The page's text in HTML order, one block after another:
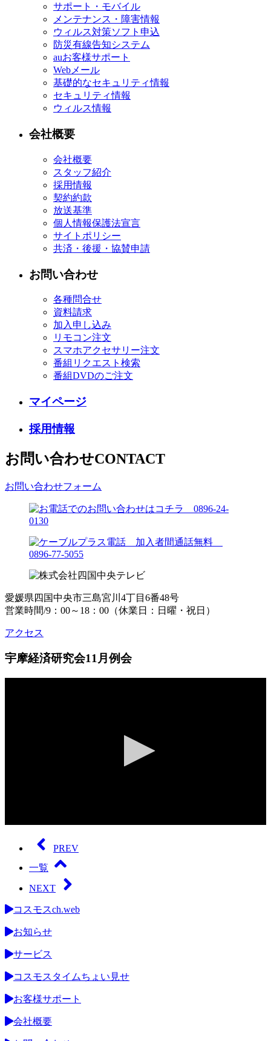
サポート・モバイル
メンテナンス・障害情報
ウィルス対策ソフト申込
防災有線告知システム
auお客様サポート
Webメール
基礎的なセキュリティ情報
セキュリティ情報
ウィルス情報
会社概要
会社概要
スタッフ紹介
採用情報
契約約款
放送基準
個人情報保護法宣言
サイトポリシー
共済・後援・協賛申請
お問い合わせ
各種問合せ
資料請求
加入申し込み
リモコン注文
スマホアクセサリー注文
番組リクエスト検索
番組DVDのご注文
マイページ
採用情報
お問い合わせCONTACT
お問い合わせフォーム
愛媛県四国中央市三島宮川4丁目6番48号
営業時間/9：00～18：00（休業日：日曜・祝日）
アクセス
宇摩経済研究会11月例会
seconds
seconds
PREV
一覧
NEXT
コスモスch.web
お知らせ
サービス
コスモスタイムちょい見せ
お客様サポート
会社概要